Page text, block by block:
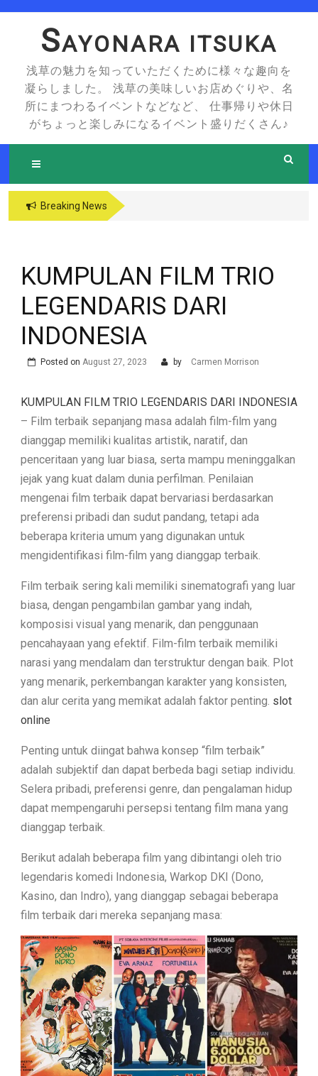
SAYONARA ITSUKA
浅草の魅力を知っていただくために様々な趣向を
凝らしました。 浅草の美味しいお店めぐりや、名
所にまつわるイベントなどなど、 仕事帰りや休日
がちょっと楽しみになるイベント盛りだくさん♪
Breaking News
KUMPULAN FILM TRIO
LEGENDARIS DARI
INDONESIA
Posted on August 27, 2023 by Carmen Morrison
KUMPULAN FILM TRIO LEGENDARIS DARI INDONESIA
– Film terbaik sepanjang masa adalah film-film yang
dianggap memiliki kualitas artistik, naratif, dan
penceritaan yang luar biasa, serta mampu meninggalkan
jejak yang kuat dalam dunia perfilman. Penilaian
mengenai film terbaik dapat bervariasi berdasarkan
preferensi pribadi dan sudut pandang, tetapi ada
beberapa kriteria umum yang digunakan untuk
mengidentifikasi film-film yang dianggap terbaik.
Film terbaik sering kali memiliki sinematografi yang luar
biasa, dengan pengambilan gambar yang indah,
komposisi visual yang menarik, dan penggunaan
pencahayaan yang efektif. Film-film terbaik memiliki
narasi yang mendalam dan terstruktur dengan baik. Plot
yang menarik, perkembangan karakter yang konsisten,
dan alur cerita yang memikat adalah faktor penting. slot
online
Penting untuk diingat bahwa konsep “film terbaik”
adalah subjektif dan dapat berbeda bagi setiap individu.
Selera pribadi, preferensi genre, dan pengalaman hidup
dapat mempengaruhi persepsi tentang film mana yang
dianggap terbaik.
Berikut adalah beberapa film yang dibintangi oleh trio
legendaris komedi Indonesia, Warkop DKI (Dono,
Kasino, dan Indro), yang dianggap sebagai beberapa
film terbaik dari mereka sepanjang masa: